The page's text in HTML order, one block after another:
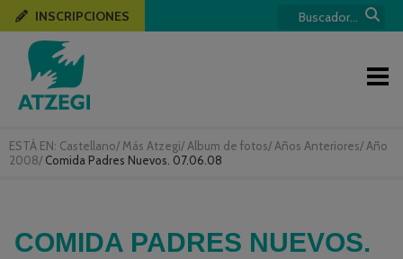
ESTÁ EN: Castellano/ Más Atzegi/ Album de fotos/ Años Anteriores/ Año
2008/ Comida Padres Nuevos. 07.06.08
INSCRIPCIONES
COMIDA PADRES NUEVOS.